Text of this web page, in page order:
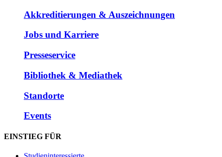
Akkreditierungen & Auszeichnungen
Jobs und Karriere
Presseservice
Bibliothek & Mediathek
Standorte
Events
EINSTIEG FÜR